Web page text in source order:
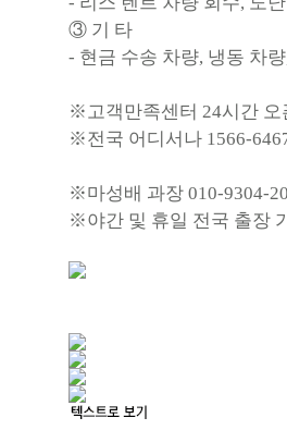
③ 기 타
- 현금 수송 차량, 냉동 차
※고객만족센터 24시간
※전국 어디서나 1566-
※마성배 과장 010-9304-
※야간 및 휴일 전국 출장